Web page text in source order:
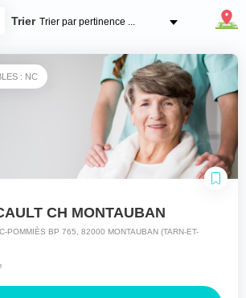
Trier
: NC
CH MONTAUBAN
POMMIÈS BP 765, 82000 MONTAUBAN (TARN-ET-